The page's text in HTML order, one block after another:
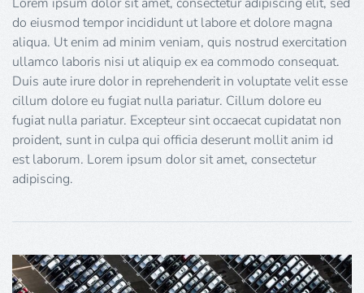
do eiusmod tempor incididunt ut labore et dolore magna
aliqua. Ut enim ad minim veniam, quis nostrud exercitation
ullamco laboris nisi ut aliquip ex ea commodo consequat.
Duis aute irure dolor in reprehenderit in voluptate velit esse
cillum dolore eu fugiat nulla pariatur. Cillum dolore eu
fugiat nulla pariatur. Excepteur sint occaecat cupidatat non
proident, sunt in culpa qui officia deserunt mollit anim id
est laborum. Lorem ipsum dolor sit amet, consectetur
adipiscing.